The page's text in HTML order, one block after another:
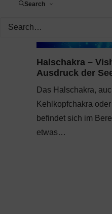
Search
Halschakra –
Ausdruck der
Das Halschakra,
Kehlkopfchakra
befindet sich im
etwas…